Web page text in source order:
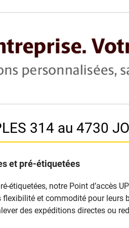
314 au 4730
et pré-étiquetées
notre Point d’accès
et commodité pour leurs
des expéditions directes ou